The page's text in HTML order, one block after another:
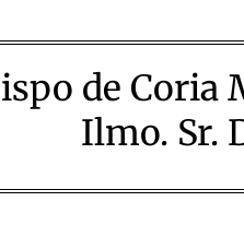
de Coria
Ilmo. Sr.